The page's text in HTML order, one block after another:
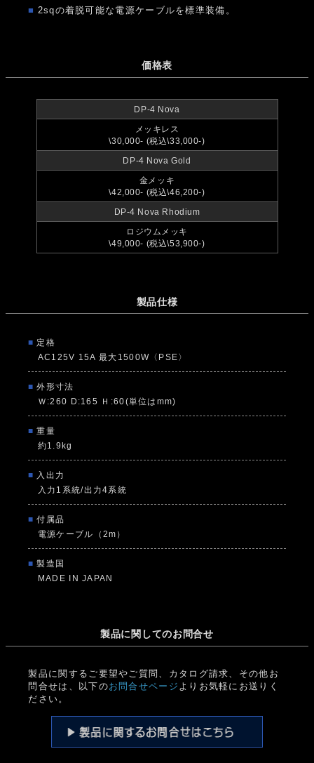
■ 2sqの着脱可能な電源ケーブルを標準装備。
価格表
DP-4 Nova
メッキレス
\30,000- (税込\33,000-)
DP-4 Nova Gold
金メッキ
\42,000- (税込\46,200-)
DP-4 Nova Rhodium
ロジウムメッキ
\49,000- (税込\53,900-)
製品仕様
■ 定格
AC125V 15A 最大1500W〈PSE〉
■ 外形寸法
Ｗ:260 D:165 Ｈ:60(単位はmm)
■ 重量
約1.9kg
■
入出力
入力1系統/出力4系統
■ 付属品
電源ケーブル（2m）
■ 製造国
MADE IN JAPAN
製品に関してのお問合せ
製品に関するご要望やご質問、カタログ請求、その他お
問合せは、以下のお問合せページ よりお気軽にお送りく
ださい。